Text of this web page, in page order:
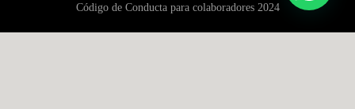
Código de Conducta para colaboradores 2024